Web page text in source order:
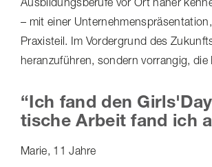
– mit einer
Praxisteil. Im Vordergrund des
heranzuführen, sondern vorrangig,
“Ich fand den
ti­sche Arbeit fand ich
Marie, 11 Jahre